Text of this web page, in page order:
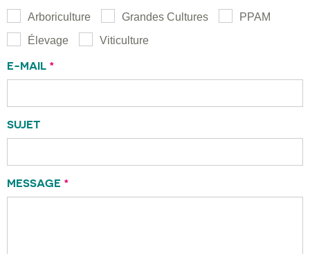
Arboriculture Grandes Cultures
PPAM
Élevage
Viticulture
E-MAIL *
SUJET
MESSAGE *